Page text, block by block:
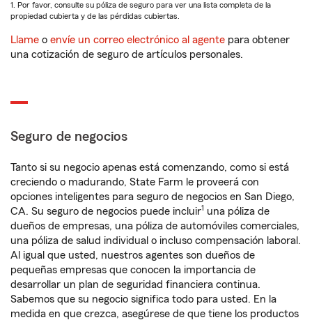
1. Por favor, consulte su póliza de seguro para ver una lista completa de la
propiedad cubierta y de las pérdidas cubiertas.
Llame o envíe un correo electrónico al agente para obtener
una cotización de seguro de artículos personales.
Seguro de negocios
Tanto si su negocio apenas está comenzando, como si está
creciendo o madurando, State Farm le proveerá con
opciones inteligentes para seguro de negocios en San Diego,
CA. Su seguro de negocios puede incluir1 una póliza de
dueños de empresas, una póliza de automóviles comerciales,
una póliza de salud individual o incluso compensación laboral.
Al igual que usted, nuestros agentes son dueños de
pequeñas empresas que conocen la importancia de
desarrollar un plan de seguridad financiera continua.
Sabemos que su negocio significa todo para usted. En la
medida en que crezca, asegúrese de que tiene los productos